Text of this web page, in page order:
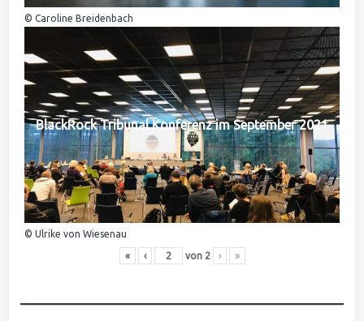
© Caroline Breidenbach
BlackRock Tribunal Konferenz im September 2021
© Ulrike von Wiesenau
« ‹ von 2 › »